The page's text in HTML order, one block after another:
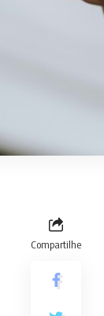
Compartilhe